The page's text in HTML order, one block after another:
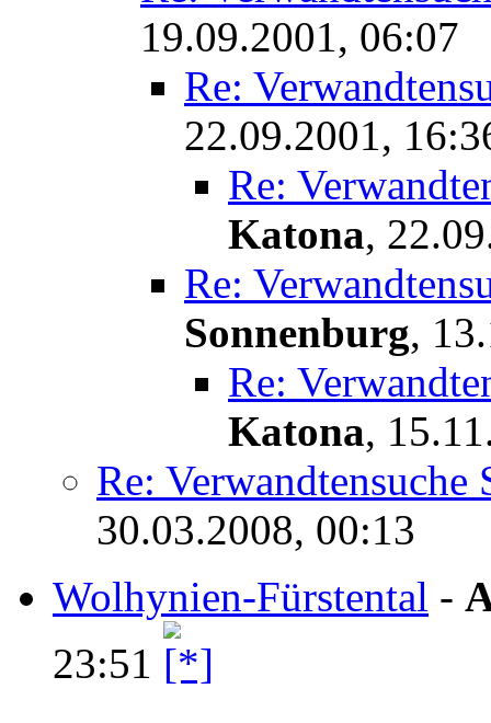
19.09.2001, 06:07
Re:
22.09.2001,
Re:
Katona,
Re:
Sonnenburg,
Re:
Katona,
Re: Verwandtensuche
30.03.2008, 00:13
Wolhynien-Fürstental -
23:51